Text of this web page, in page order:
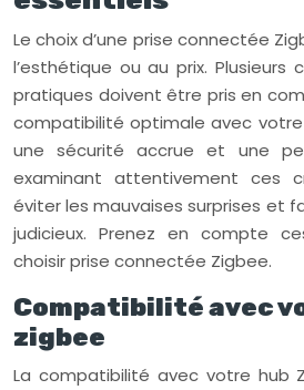
Le choix d’une prise connectée
l’esthétique ou au prix. Plusieurs
pratiques doivent être pris en
compatibilité optimale avec
une sécurité accrue et une
examinant attentivement ces
éviter les mauvaises surprises et
judicieux. Prenez en compte
choisir prise connectée Zigbee.
Compatibilité avec
zigbee
La compatibilité avec votre hub